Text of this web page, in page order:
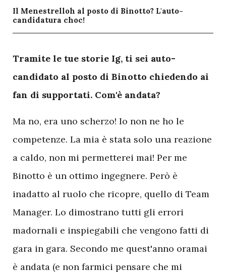
Il Menestrelloh al posto di Binotto? L'auto-
candidatura choc!
Tramite le tue storie Ig, ti sei auto-
candidato al posto di Binotto chiedendo ai
fan di supportati. Com'è andata?
Ma no, era uno scherzo! Io non ne ho le
competenze. La mia è stata solo una reazione
a caldo, non mi permetterei mai! Per me
Binotto è un ottimo ingegnere. Però è
inadatto al ruolo che ricopre, quello di Team
Manager. Lo dimostrano tutti gli errori
madornali e inspiegabili che vengono fatti di
gara in gara. Secondo me quest'anno oramai
è andata (e non farmici pensare che mi